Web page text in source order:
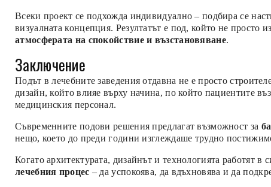
Всеки проект се подхожда индивидуално – подбира се
визуалната концепция. Резултатът е под, който не просто
атмосферата на спокойствие и възстановяване.
Заключение
Подът в лечебните заведения отдавна не е просто
дизайн, който влияе върху начина, по който пациентите
медицинския персонал.
Съвременните подови решения предлагат възможност за
нещо, което до преди години изглеждаше трудно
Когато архитектурата, дизайнът и технологията работят
лечебния процес – да успокоява, да вдъхновява и да